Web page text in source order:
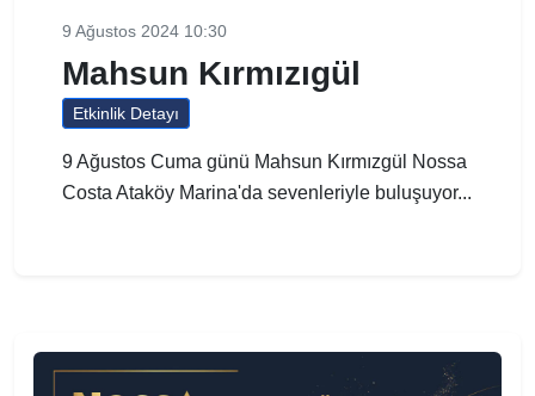
9 Ağustos 2024 10:30
Mahsun Kırmızıgül
Etkinlik Detayı
9 Ağustos Cuma günü Mahsun Kırmızgül Nossa
Costa Ataköy Marina'da sevenleriyle buluşuyor...